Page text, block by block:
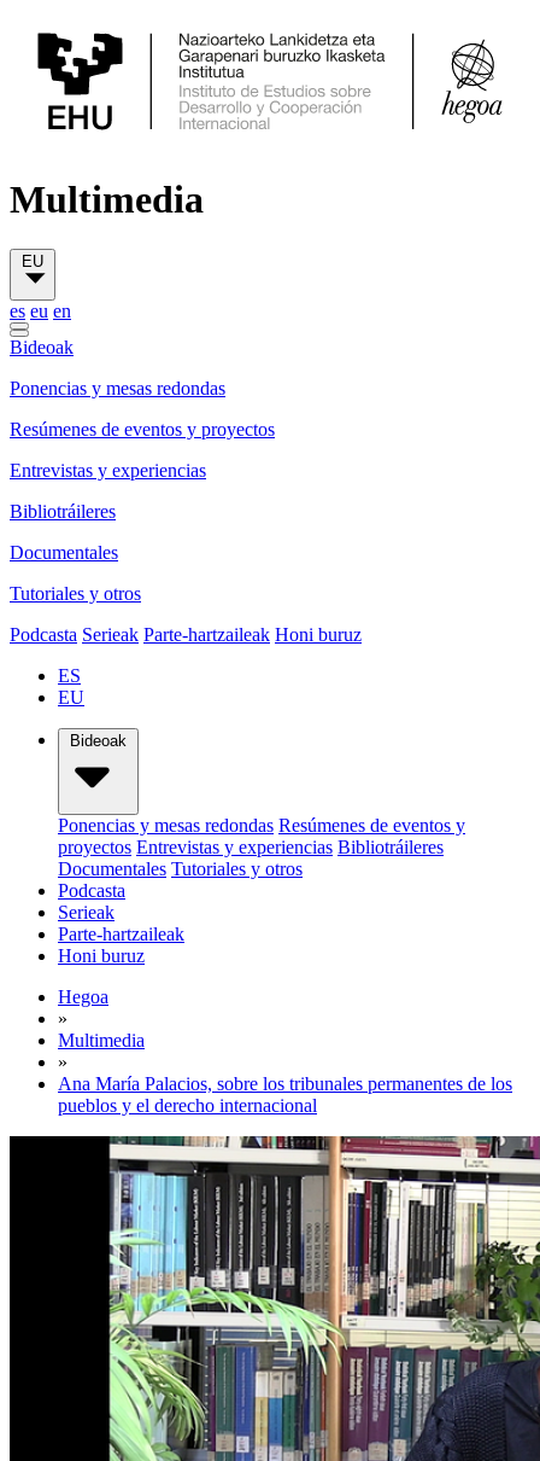
Multimedia
EU
es eu en
Bideoak
Ponencias y mesas redondas
Resúmenes de eventos y proyectos
Entrevistas y experiencias
Bibliotráileres
Documentales
Tutoriales y otros
Podcasta Serieak Parte-hartzaileak Honi buruz
ES
EU
Bideoak
Ponencias y mesas redondas Resúmenes de eventos y
proyectos Entrevistas y experiencias Bibliotráileres
Documentales Tutoriales y otros
Podcasta
Serieak
Parte-hartzaileak
Honi buruz
Hegoa
»
Multimedia
»
Ana María Palacios, sobre los tribunales permanentes de los
pueblos y el derecho internacional